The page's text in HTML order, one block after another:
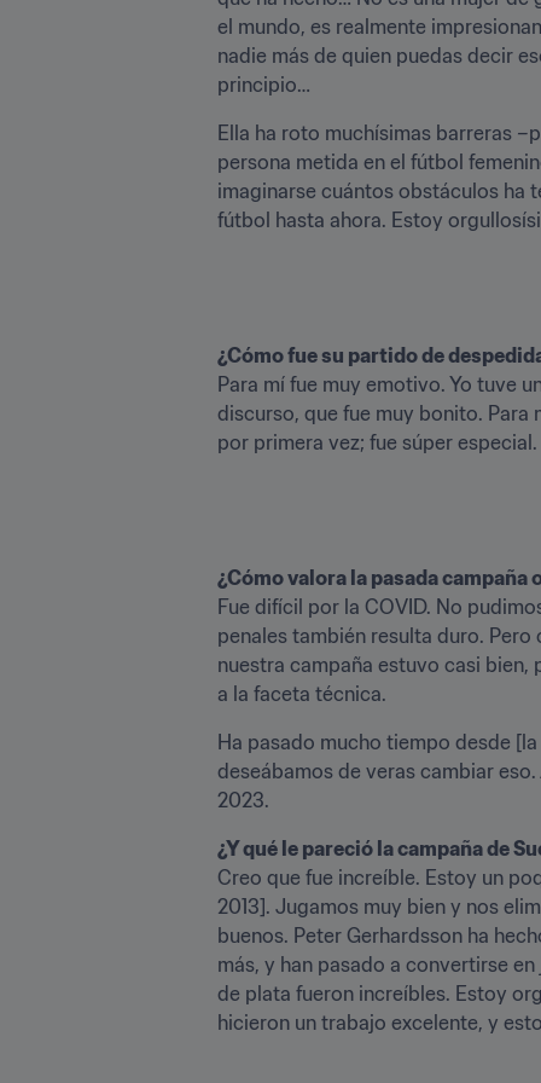
el mundo, es realmente
nadie más de quien puedas decir
principio…
Ella ha roto muchísimas barreras
persona metida en el fútbol
imaginarse cuántos obstáculos ha
fútbol hasta ahora. Estoy
Para mí fue muy emotivo. Yo tuve
discurso, que fue muy bonito.
por primera vez; fue súper
Fue difícil por la COVID. No
penales también resulta duro.
nuestra campaña estuvo casi
a la faceta técnica.
Ha pasado mucho tiempo desde
deseábamos de veras cambiar
2023.
Creo que fue increíble. Estoy un
2013]. Jugamos muy bien y nos
buenos. Peter Gerhardsson ha
más, y han pasado a convertirse
de plata fueron increíbles. Estoy
hicieron un trabajo excelente, y